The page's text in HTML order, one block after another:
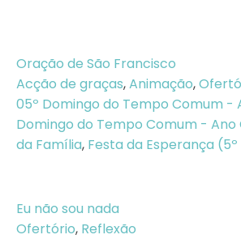
Oração de São Francisco
Acção de graças,Animação,
05º Domingo do Tempo Comum -
Domingo do Tempo Comum - Ano
da Família, Festa da Esperança
Eu não sou nada
Ofertório, Reflexão